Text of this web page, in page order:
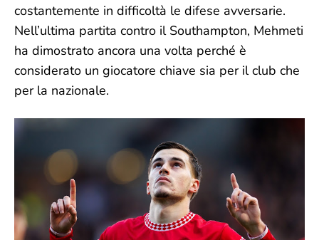
costantemente in difficoltà le difese avversarie.
Nell’ultima partita contro il Southampton, Mehmeti
ha dimostrato ancora una volta perché è
considerato un giocatore chiave sia per il club che
per la nazionale.